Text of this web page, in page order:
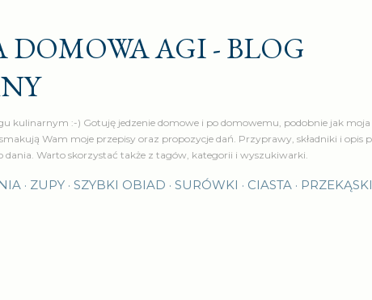
AGI - BLOG
kulinarnym :-) Gotuję jedzenie domowe i po domowemu, podobnie jak moja
Wam moje przepisy oraz propozycje dań. Przyprawy, składniki i opis
dania. Warto skorzystać także z tagów, kategorii i wyszukiwarki.
ZUPY SZYBKI OBIAD SURÓWKI CIASTA PRZEKĄSKI